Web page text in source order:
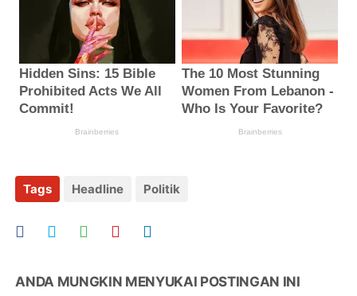
Tags Headline Politik
ANDA MUNGKIN MENYUKAI POSTINGAN INI